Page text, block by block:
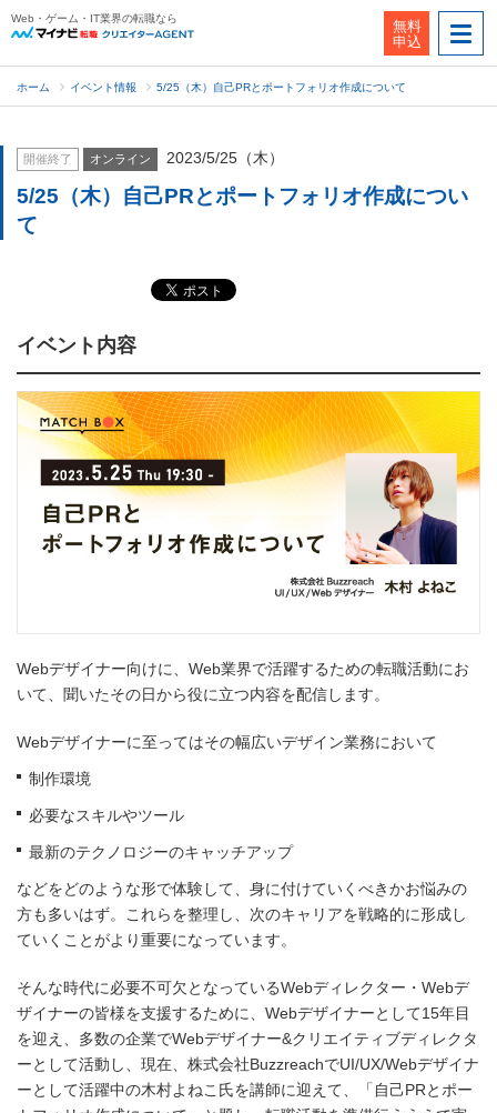
Web・ゲーム・IT業界の転職なら
無料
申込
ホーム イベント情報 5/25（木）自己PRとポートフォリオ作成について
開催終了 オンライン 2023/5/25（木）
5/25（木）自己PRとポートフォリオ作成につい
て
イベント内容
Webデザイナー向けに、Web業界で活躍するための転職活動にお
いて、聞いたその日から役に立つ内容を配信します。
Webデザイナーに至ってはその幅広いデザイン業務において
制作環境
必要なスキルやツール
最新のテクノロジーのキャッチアップ
などをどのような形で体験して、身に付けていくべきかお悩みの
方も多いはず。これらを整理し、次のキャリアを戦略的に形成し
ていくことがより重要になっています。
そんな時代に必要不可欠となっているWebディレクター・Webデ
ザイナーの皆様を支援するために、Webデザイナーとして15年目
を迎え、多数の企業でWebデザイナー&クリエイティブディレクタ
ーとして活動し、現在、株式会社BuzzreachでUI/UX/Webデザイナ
ーとして活躍中の木村よねこ氏を講師に迎えて、「自己PRとポー